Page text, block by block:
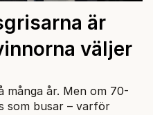
är
väljer
många år. Men om 70-
som busar – varför